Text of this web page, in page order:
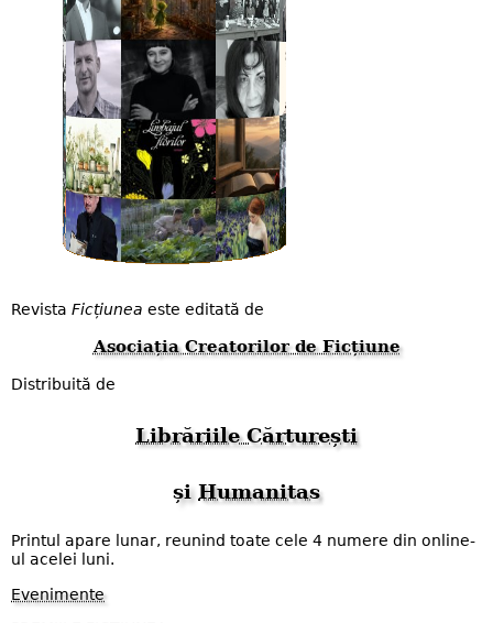
Revista Ficțiunea este editată de
Asociația Creatorilor de Ficțiune
Distribuită de
Librăriile Cărturești
șiHumanitas
Printul apare lunar, reunind toate cele 4 numere din online-
ul acelei luni.
Evenimente